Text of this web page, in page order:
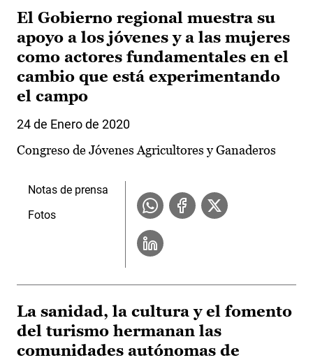
El Gobierno regional muestra su
apoyo a los jóvenes y a las mujeres
como actores fundamentales en el
cambio que está experimentando
el campo
24 de Enero de 2020
Congreso de Jóvenes Agricultores y Ganaderos
Notas de prensa
Fotos
La sanidad, la cultura y el fomento
del turismo hermanan las
comunidades autónomas de